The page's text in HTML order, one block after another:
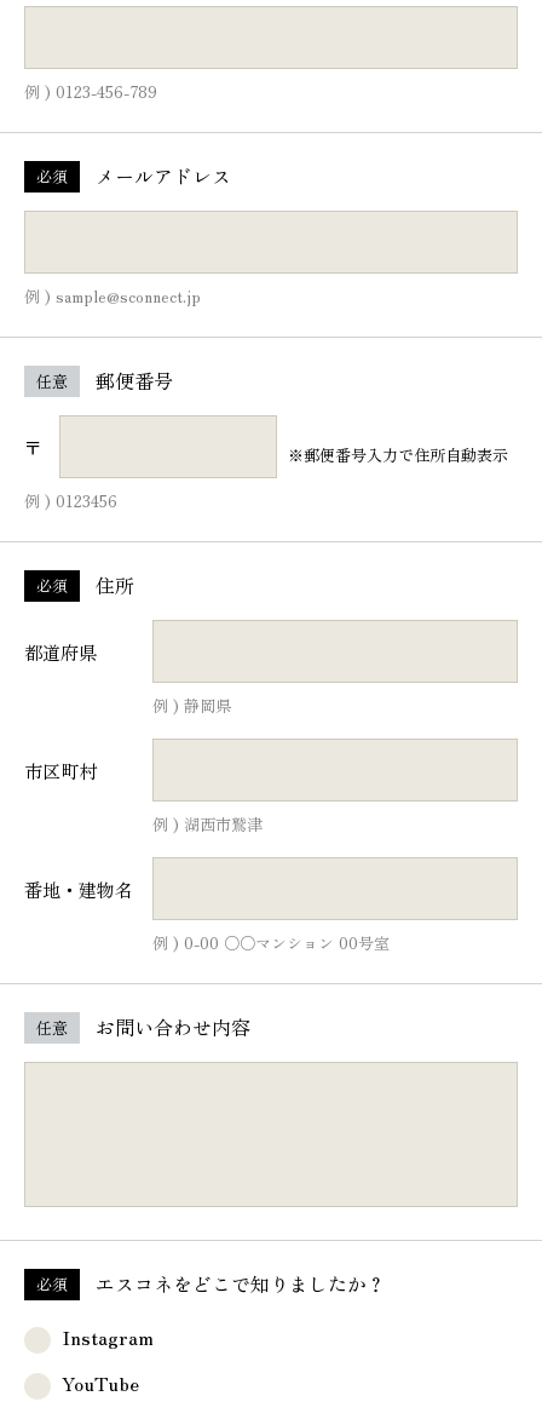
例 ) 0123-456-789
必須 メールアドレス
例 ) sample@sconnect.jp
任意 郵便番号
〒
※郵便番号入力で住所自動表示
例 ) 0123456
必須 住所
都道府県
例 ) 静岡県
市区町村
例 ) 湖西市鷲津
番地・建物名
例 ) 0-00 ○○マンション 00号室
任意 お問い合わせ内容
必須 エスコネを どこで知りましたか？
Instagram
YouTube